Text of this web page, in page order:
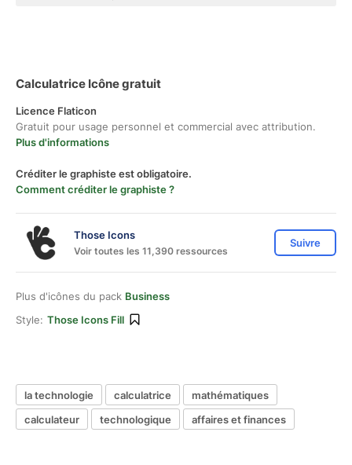
Calculatrice Icône gratuit
Licence Flaticon
Gratuit pour usage personnel et commercial avec attribution.
Plus d'informations
Créditer le graphiste est obligatoire.
Comment créditer le graphiste ?
Those Icons
Voir toutes les 11,390 ressources
Suivre
Plus d'icônes du pack Business
Style: Those Icons Fill
la technologie calculatrice
mathématiques
calculateur
technologique affaires et finances